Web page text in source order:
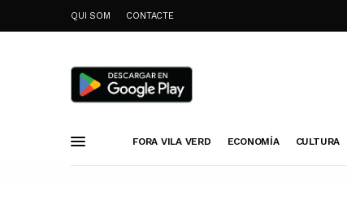
QUI SOM CONTACTE
FORA VILA VERD ECONOMÍA CULTURA